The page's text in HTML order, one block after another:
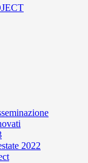
2022